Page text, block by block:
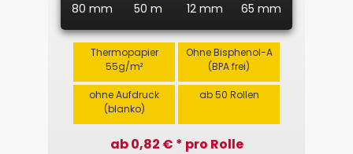
80 mm 50 m 12 mm 65 mm
Thermopapier
55g/m²
Ohne Bisphenol-A
(BPA frei)
ohne Aufdruck
(blanko)
ab 50 Rollen
ab 0,82 € * pro Rolle